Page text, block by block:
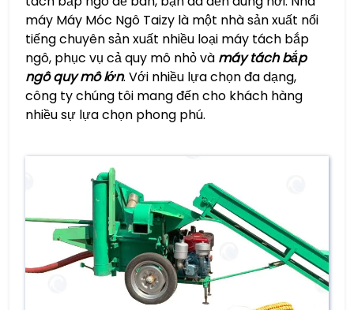
máy Máy Móc Ngô Taizy là một nhà sản xuất nổi
tiếng chuyên sản xuất nhiều loại máy tách bắp
ngô, phục vụ cả quy mô nhỏ và máy tách bắp
ngô quy mô lớn. Với nhiều lựa chọn đa dạng,
công ty chúng tôi mang đến cho khách hàng
nhiều sự lựa chọn phong phú.